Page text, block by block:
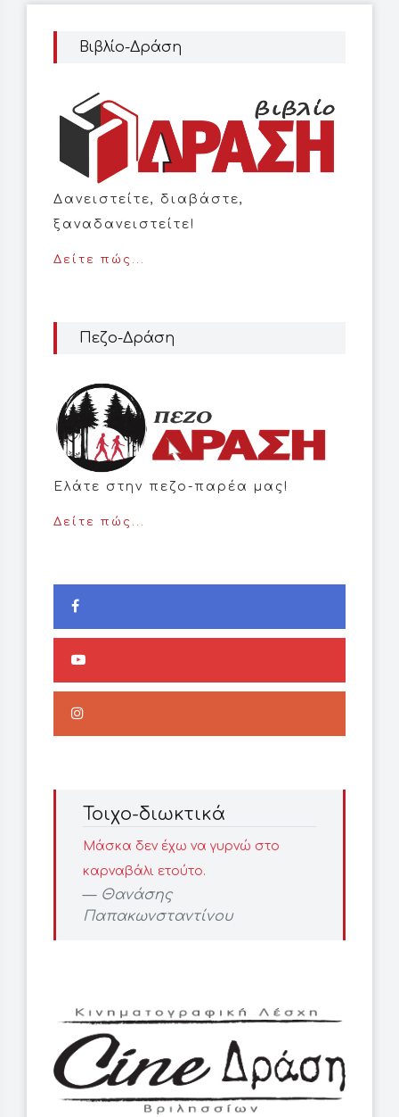
Βιβλίο-Δράση
Δανειστείτε, διαβάστε,
ξαναδανειστείτε!
Δείτε πώς...
Πεζο-Δράση
Ελάτε στην πεζο-παρέα μας!
Δείτε πώς...
Τοιχο-διωκτικά
Μάσκα δεν έχω να γυρνώ στο
καρναβάλι ετούτο.
Θανάσης
Παπακωνσταντίνου